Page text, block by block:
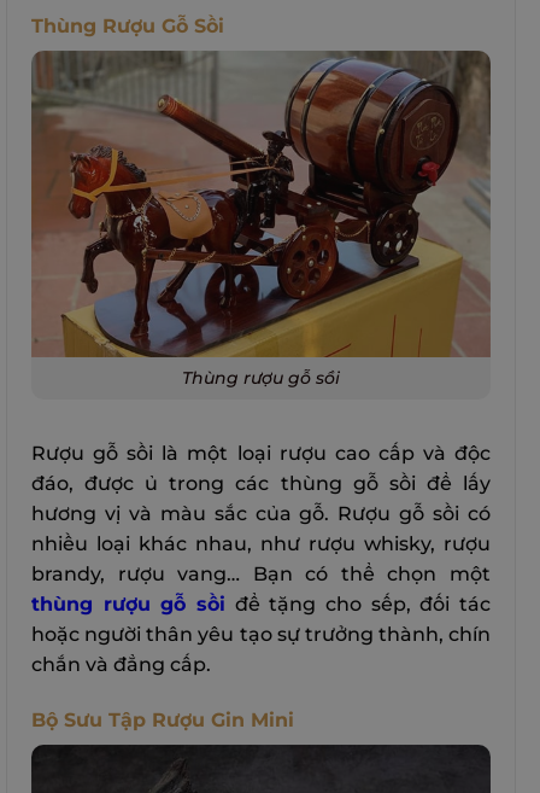
Thùng Rượu Gỗ Sồi
Thùng rượu gỗ sồi
Rượu gỗ sồi là một loại rượu cao cấp và độc
đáo, được ủ trong các thùng gỗ sồi để lấy
hương vị và màu sắc của gỗ. Rượu gỗ sồi có
nhiều loại khác nhau, như rượu whisky, rượu
brandy, rượu vang… Bạn có thể chọn một
thùng rượu gỗ sồi để tặng cho sếp, đối tác
hoặc người thân yêu tạo sự trưởng thành, chín
chắn và đẳng cấp.
Bộ Sưu Tập Rượu Gin Mini